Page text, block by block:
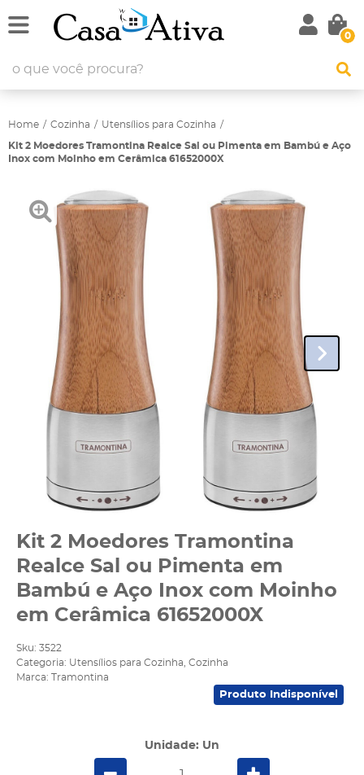
0
Home Cozinha Utensílios para Cozinha
Kit 2 Moedores Tramontina Realce Sal ou Pimenta em Bambú e Aço
Inox com Moinho em Cerâmica 61652000X
Kit 2 Moedores Tramontina
Realce Sal ou Pimenta em
Bambú e Aço Inox com Moinho
em Cerâmica 61652000X
Sku: 3522
Categoria: Utensílios para Cozinha Cozinha
Marca:
Tramontina
Produto Indisponível
Unidade: Un